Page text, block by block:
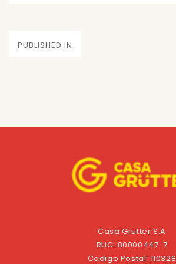
Navegación
PUBLISHED IN
Casa Grutter S.A
RUC: 80000447-7
Codigo Postal: 110328